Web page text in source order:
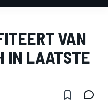
VAN
IN LAATSTE